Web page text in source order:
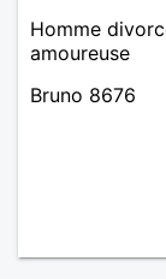
Homme
amoureuse
Bruno 8676